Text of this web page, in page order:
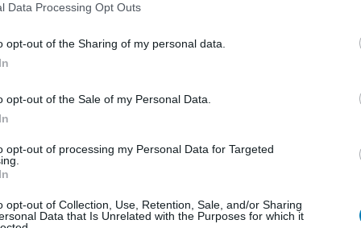
Data Processing Opt Outs
opt-out of the Sharing of my personal data.
opt-out of the Sale of my Personal Data.
opt-out of processing my Personal Data for Targeted
opt-out of Collection, Use, Retention, Sale, and/or Sharing
Data that Is Unrelated with the Purposes for which it
a Kick színpatikusnak tűnő hozzáállása a
lehet. Láttunk már azonban hasonló
Meglátjuk, hogy mi lesz ebből az egészből
hangulata – Jön a második forduló! (X)